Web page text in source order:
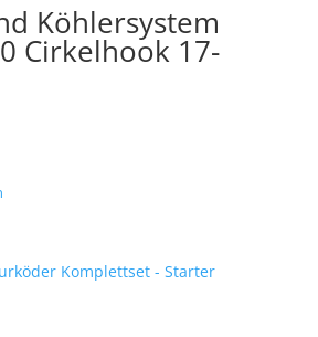
Köhlersystem
Cirkelhook 17-